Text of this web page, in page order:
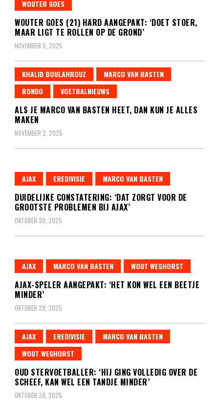
WOUTER GOES
WOUTER GOES (21) HARD AANGEPAKT: ‘DOET STOER,
MAAR LIGT TE ROLLEN OP DE GROND’
NOVEMBER 5, 2025
KHALID BOULAHROUZ
MARCO VAN BASTEN
RONDO
VOETBALNIEUWS
ALS JE MARCO VAN BASTEN HEET, DAN KUN JE ALLES
MAKEN
NOVEMBER 2, 2025
AJAX EREDIVISIE MARCO VAN BASTEN
DUIDELIJKE CONSTATERING: ‘DAT ZORGT VOOR DE
GROOTSTE PROBLEMEN BIJ AJAX’
OKTOBER 30, 2025
AJAX MARCO VAN BASTEN WOUT WEGHORST
AJAX-SPELER AANGEPAKT: ‘HET KON WEL EEN BEETJE
MINDER’
OKTOBER 29, 2025
AJAX EREDIVISIE
MARCO VAN BASTEN
WOUT WEGHORST
OUD STERVOETBALLER: ‘HIJ GING VOLLEDIG OVER DE
SCHEEF, KAN WEL EEN TANDJE MINDER’
OKTOBER 28, 2025